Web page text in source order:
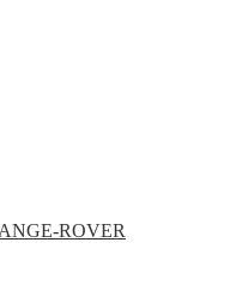
ROVER